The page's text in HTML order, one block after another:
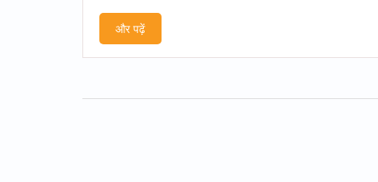
अर्थव्यवस्था की धीमी गति और बैंकों की ब्याज दरें, तथा घरेलू महंगे
मूल्य और नीति अनिश्चितताएँ। वित्तीय और आईटी सेक्टर सबसे
और पढ़ें